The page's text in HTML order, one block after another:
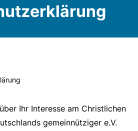
Ihr Interesse am Christlichen
gemeinnütziger e.V.